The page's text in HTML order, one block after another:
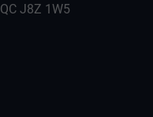
J8Z 1W5